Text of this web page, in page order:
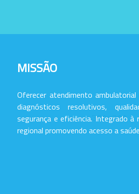
MISSÃO
Oferecer atendimento ambulatorial
diagnósticos resolutivos,
segurança e eficiência. Integrado à
regional promovendo acesso a